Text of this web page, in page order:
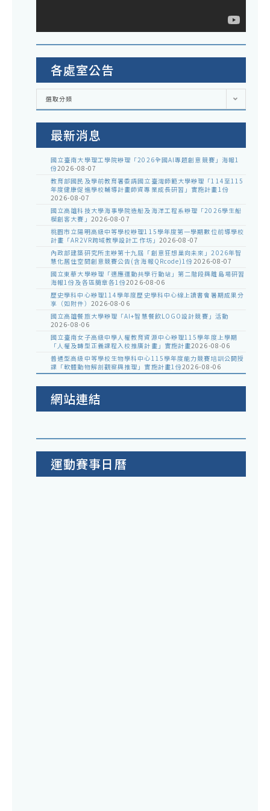
各處室公告
各
室
選取分類
最新消息
國立臺南大學理工學院辦理「2026全國AI專題創意競賽」海報1
份2026-08-07
教育部國民及學前教育署委請國立臺灣師範大學辦理「114至115
年度健康促進學校輔導計畫師資專業成長研習」實施計畫1份
2026-08-07
國立高雄科技大學海事學院造船及海洋工程系辦理「2026學生船
模創客大賽」 2026-08-07
桃園市立陽明高級中等學校辦理115學年度第一學期數位前導學校
計畫「AR2VR跨域教學設計工作坊」 2026-08-07
內政部建築研究所主辦第十九屆「創意狂想巢向未來」2026年智
慧化居住空間創意競賽公告(含海報QRcode)1份2026-08-07
國立東華大學辦理「適應運動共學行動站」第二階段與離島場研習
海報1份及各區簡章各1份2026-08-06
歷史學科中心辦理114學年度歷史學科中心線上讀書會暑期成果分
享（如附件） 2026-08-06
國立高雄餐旅大學辦理「AI+智慧餐飲LOGO設計競賽」活動
2026-08-06
國立臺南女子高級中學人權教育資源中心辦理115學年度上學期
「人權及轉型正義課程入校推廣計畫」實施計畫2026-08-06
普通型高級中等學校生物學科中心115學年度能力競賽培訓公開授
課「軟體動物解剖觀察與推理」實施計畫1份2026-08-06
網站連結
運動賽事日曆